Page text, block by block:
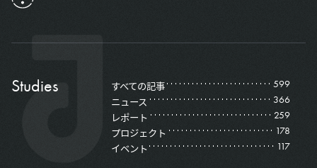
Studies すべての記事 599
ニュース 366
レポート 259
プロジェクト 178
イベント 117